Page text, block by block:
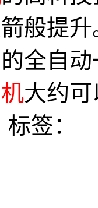
般提
全自
大约
标签：